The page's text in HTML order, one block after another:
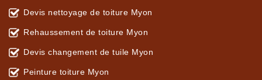
Devis nettoyage de toiture Myon
Rehaussement de toiture Myon
Devis changement de tuile Myon
Peinture toiture Myon